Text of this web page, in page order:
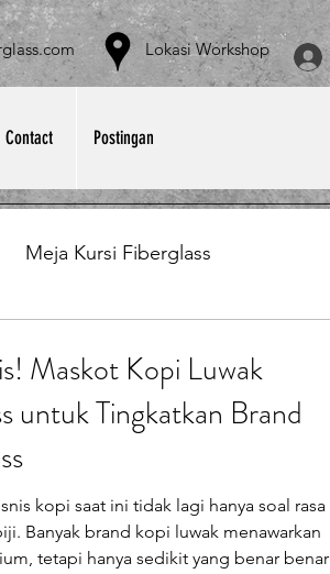
Lokasi Workshop
Contact Postingan
Meja Kursi Fiberglass
Ilmu Fiberglass
Delivery Booth Fiberglass
Maskot Kopi Luwak
untuk Tingkatkan Brand
kopi saat ini tidak lagi hanya soal rasa
Banyak brand kopi luwak menawarkan
tetapi hanya sedikit yang benar benar